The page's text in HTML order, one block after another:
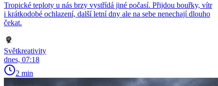
Tropické teploty u nás brzy vystřídá jiné počasí. Přijdou bouřky, vítr
i krátkodobé ochlazení, další letní dny ale na sebe nenechají dlouho
čekat.
Světkreativity
dnes, 07:18
2 min